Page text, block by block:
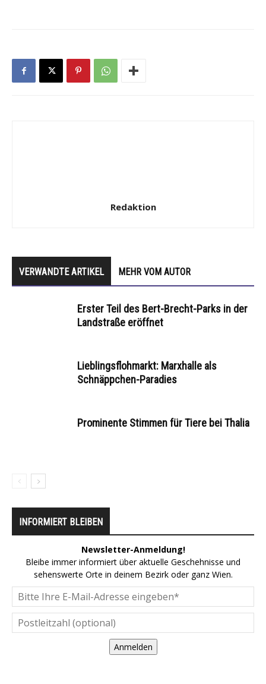
Redaktion
VERWANDTE ARTIKEL MEHR VOM AUTOR
Erster Teil des Bert-Brecht-Parks in der
Landstraße eröffnet
Lieblingsflohmarkt: Marxhalle als
Schnäppchen-Paradies
Prominente Stimmen für Tiere bei Thalia
INFORMIERT BLEIBEN
Newsletter-Anmeldung!
Bleibe immer informiert über aktuelle Geschehnisse und
sehenswerte Orte in deinem Bezirk oder ganz Wien.
Anmelden